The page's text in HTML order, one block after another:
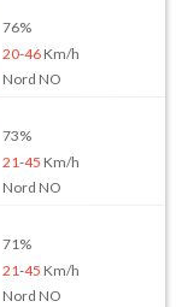
76%
20-46Km/h
Nord NO
73%
21-45 Km/h
Nord NO
71%
21-45 Km/h
Nord NO